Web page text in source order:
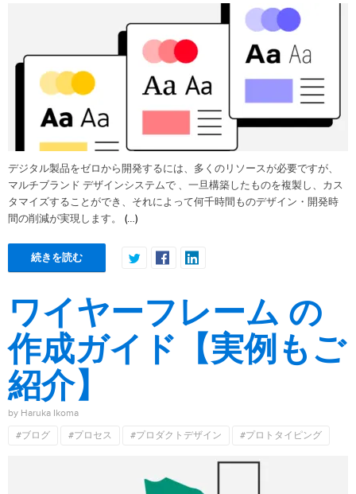
デジタル製品をゼロから開発するには、多くのリソースが必要ですが、
マルチブランド デザインシステムで 、一旦構築したものを複製し、カス
タマイズすることができ、それによって何千時間ものデザイン・開発時
間の削減が実現します。
(…)
続きを読む
ワイヤーフレーム の
作成ガイド【実例もご
紹介】
by Haruka Ikoma
#ブログ
#プロセス #プロダクトデザイン #プロトタイピング